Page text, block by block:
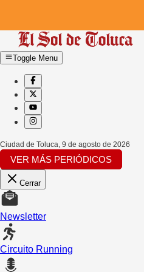
Toggle Menu
Ciudad de Toluca 9 de agosto de 2026
VER MÁS PERIÓDICOS
Cerrar
Newsletter
Circuito Running